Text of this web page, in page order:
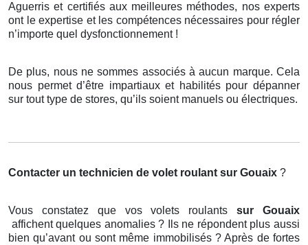
Aguerris et certifiés aux meilleures méthodes, nos experts
ont le expertise et les compétences nécessaires pour régler
n’importe quel dysfonctionnement !
De plus, nous ne sommes associés à aucun marque. Cela
nous permet d’être impartiaux et habilités pour dépanner
sur tout type de stores, qu’ils soient manuels ou électriques.
Contacter un technicien de volet roulant sur Gouaix ?
Vous constatez que vos volets roulantssur Gouaix
affichent quelques anomalies ? Ils ne répondent plus aussi
bien qu’avant ou sont même immobilisés ? Après de fortes